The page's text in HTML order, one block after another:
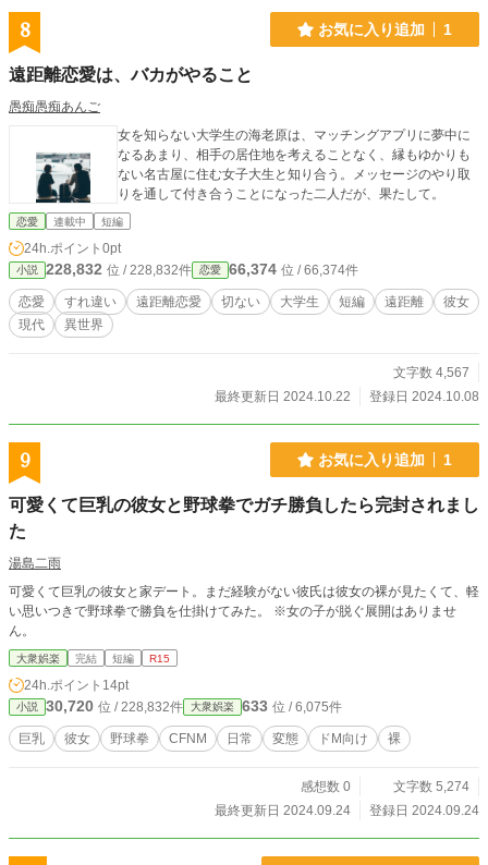
8 お気に入り追加 1
遠距離恋愛は、バカがやること
愚痴愚痴あんご
女を知らない大学生の海老原は、マッチングアプリに夢中に
なるあまり、相手の居住地を考えることなく、縁もゆかりも
ない名古屋に住む女子大生と知り合う。メッセージのやり取
りを通して付き合うことになった二人だが、果たして。
恋愛 連載中 短編
24h.ポイント 0pt
小説 228,832 位 / 228,832件 恋愛 66,374 位 / 66,374件
恋愛 すれ違い 遠距離恋愛 切ない 大学生 短編 遠距離
彼女
現代
異世界
文字数 4,567
最終更新日 2024.10.22
登録日 2024.10.08
9 お気に入り追加 1
可愛くて巨乳の彼女と野球拳でガチ勝負したら完封されまし
た
湯島二雨
可愛くて巨乳の彼女と家デート。まだ経験がない彼氏は彼女の裸が見たくて、軽
い思いつきで野球拳で勝負を仕掛けてみた。 ※女の子が脱ぐ展開はありませ
ん。
大衆娯楽 完結 短編 R15
24h.ポイント 14pt
小説 30,720 位 / 228,832件 大衆娯楽 633 位 / 6,075件
巨乳 彼女 野球拳 CFNM 日常 変態 ドM向け 裸
感想数 0
文字数 5,274
最終更新日 2024.09.24
登録日 2024.09.24